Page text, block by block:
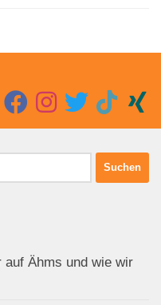
auf Ähms und wie wir